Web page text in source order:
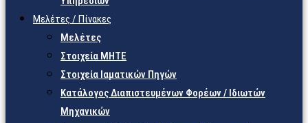
Μελέτες / Πίνακες
Μελέτες
Στοιχεία ΜΗΤΕ
Στοιχεία Ιαματικών Πηγών
Κατάλογος Διαπιστευμένων Φορέων / Ιδιωτών
Μηχανικών